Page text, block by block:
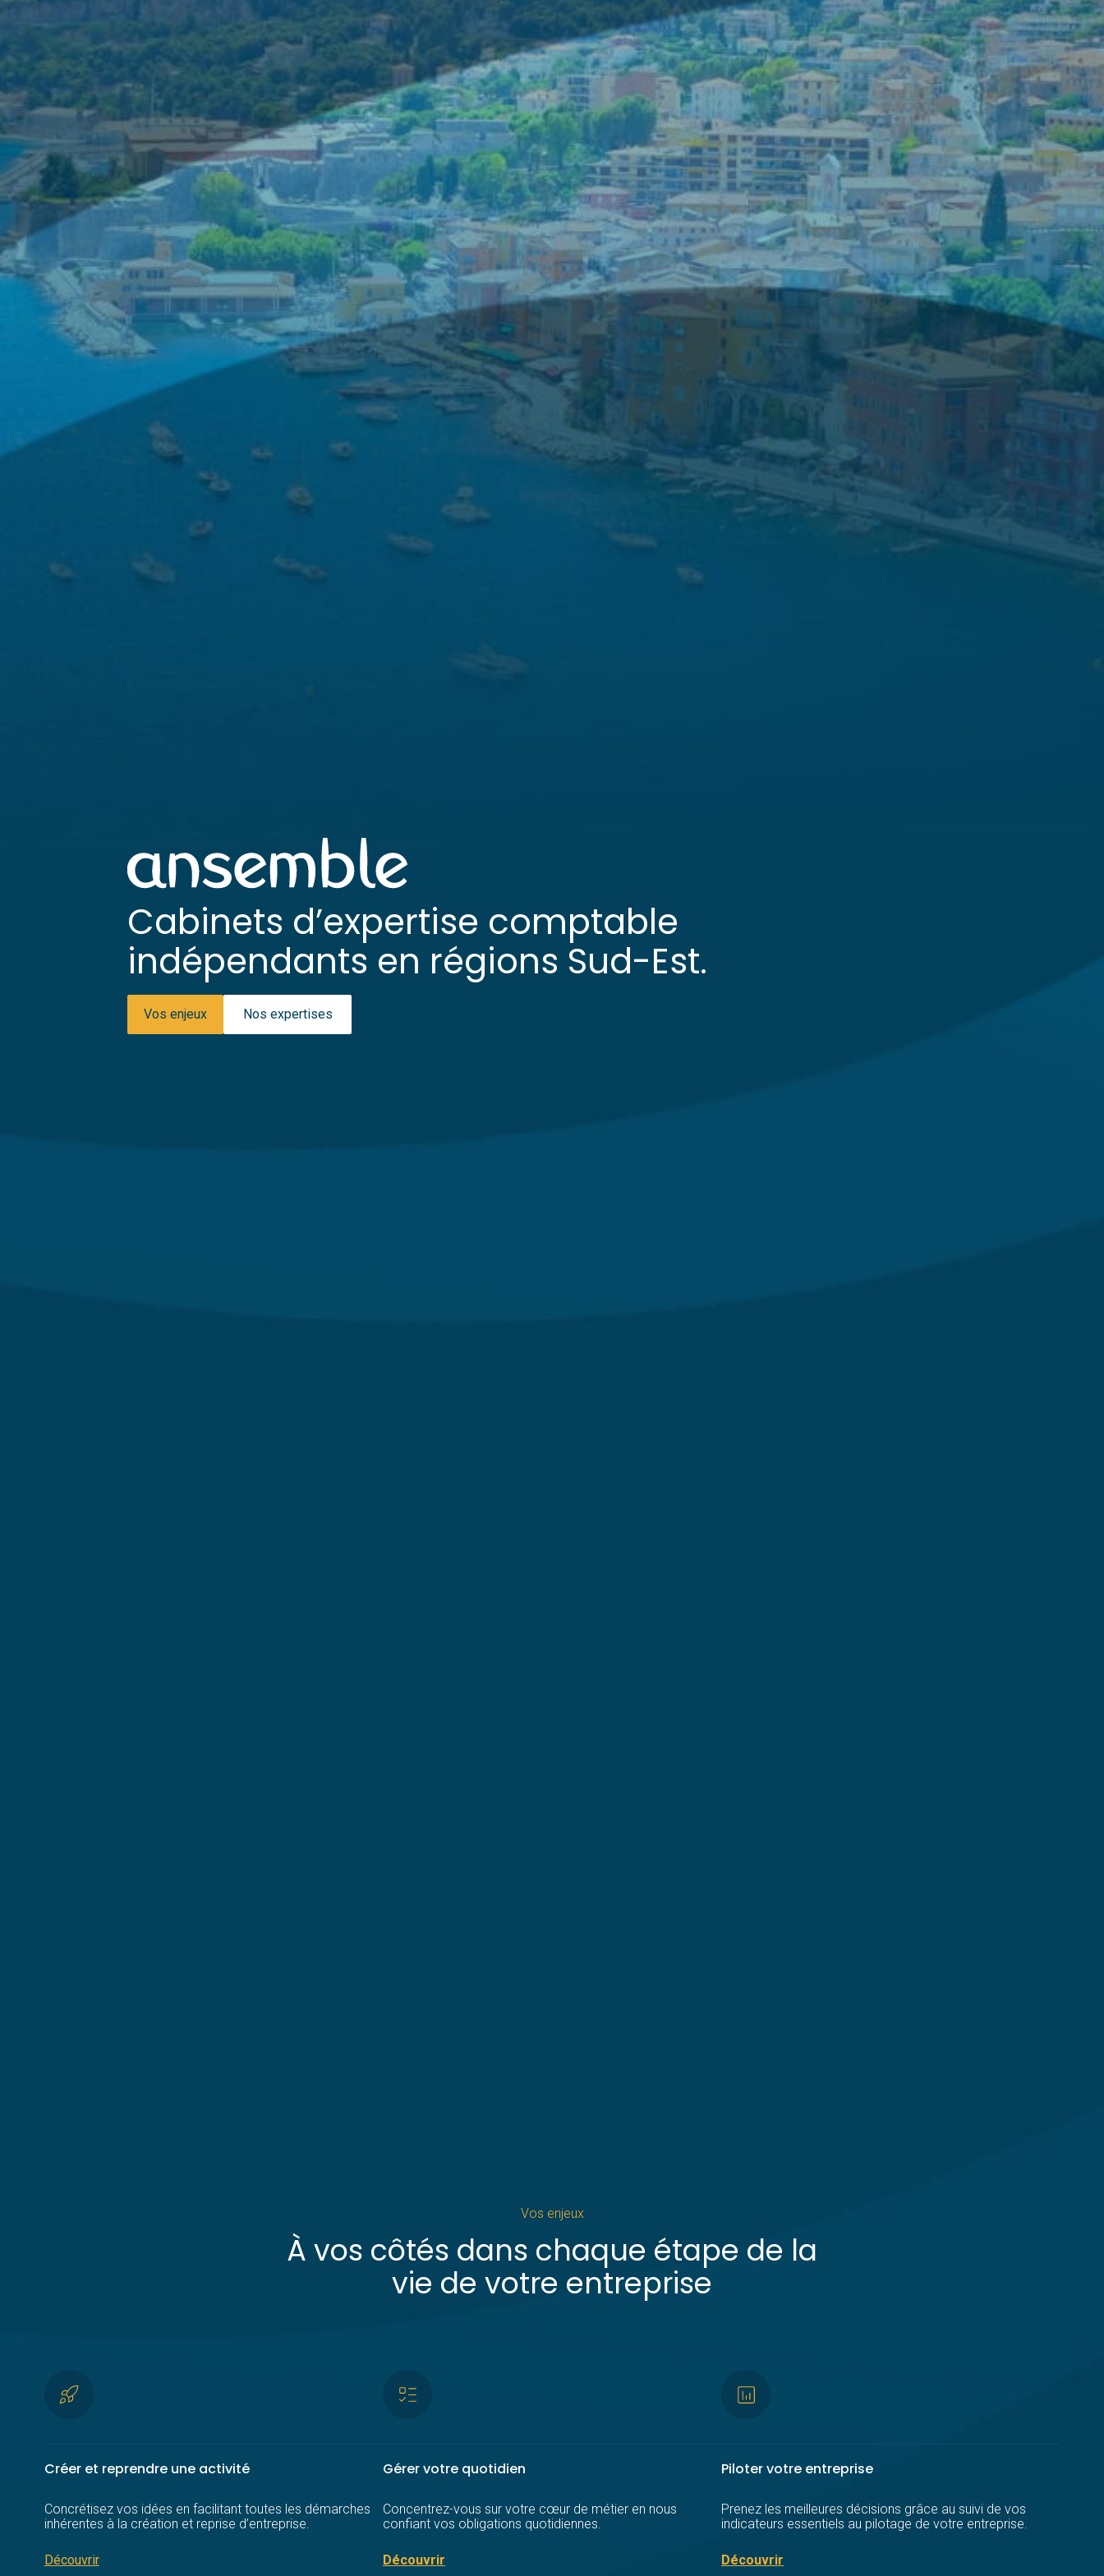
Cabinets d’expertise comptable
indépendants en régions Sud-Est.
Vos enjeux Nos expertises
Vos enjeux
À vos côtés dans chaque étape de la
vie de votre entreprise
Créer et reprendre une activité
Concrétisez vos idées en facilitant toutes les démarches
inhérentes à la création et reprise d’entreprise.
Découvrir
Gérer votre quotidien
Concentrez-vous sur votre cœur de métier en nous
confiant vos obligations quotidiennes.
Découvrir
Piloter votre entreprise
Prenez les meilleures décisions grâce au suivi de vos
indicateurs essentiels au pilotage de votre entreprise.
Découvrir